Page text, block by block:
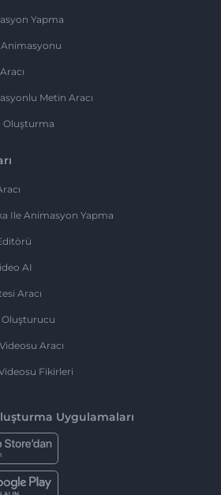
Yapma
Metin Aracı
Oluşturma
Ile Animasyon Yapma
AI
Aracı
Oluşturucu
Aracı
Fikirleri
Uygulamaları